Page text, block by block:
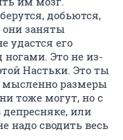
добьются,
они заняты
удастся его
ногами. Это не из-
Настьки. Это ты
размеры
тоже могут, но с
или
надо сводить весь